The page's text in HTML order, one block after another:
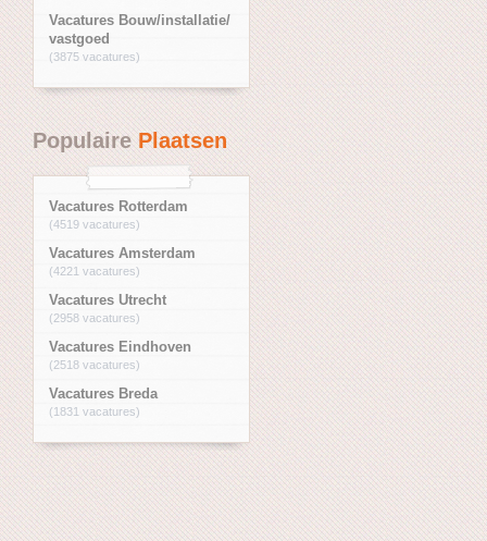
Vacatures Bouw/installatie/
vastgoed
(3875 vacatures)
PopulairePlaatsen
Vacatures Rotterdam
(4519 vacatures)
Vacatures Amsterdam
(4221 vacatures)
Vacatures Utrecht
(2958 vacatures)
Vacatures Eindhoven
(2518 vacatures)
Vacatures Breda
(1831 vacatures)